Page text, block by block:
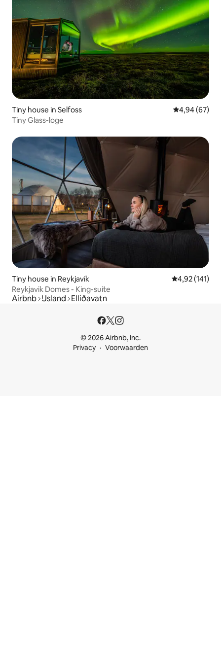
Tiny house in Selfoss Gemiddelde
4,94 (67)
Tiny Glass-loge
Tiny house in Reykjavík Gemiddelde
4,92 (141)
Reykjavik Domes - King-suite
Airbnb IJsland Elliðavatn
© 2026 Airbnb, Inc.
Privacy
Voorwaarden